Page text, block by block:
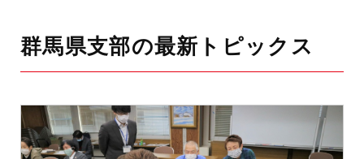
群馬県支部の最新トピックス